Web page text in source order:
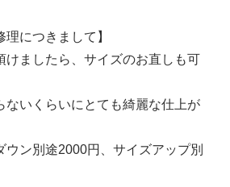
理につきまして】
けましたら、サイズのお直しも可
ないくらいにとても綺麗な仕上が
ウン別途2000円、サイズアップ別